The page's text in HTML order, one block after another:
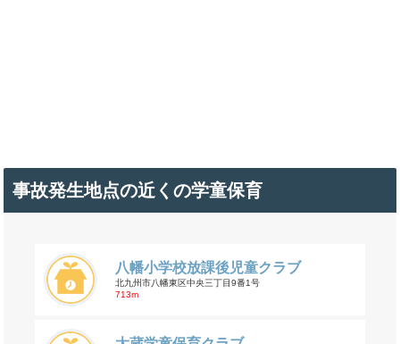
事故発生地点の近くの学童保育
八幡小学校放課後児童クラブ
北九州市八幡東区中央三丁目9番1号
713m